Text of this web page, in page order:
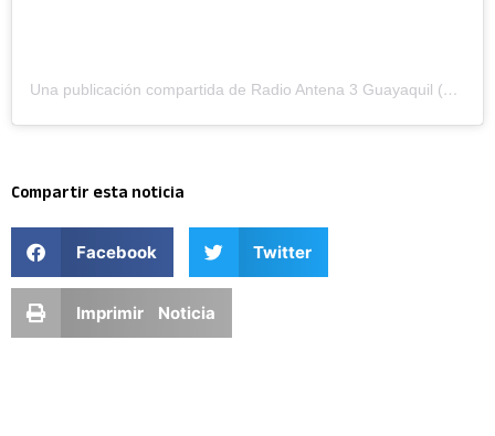
Una publicación compartida de Radio Antena 3 Guayaquil (@antena3ecuador)
Compartir esta noticia
Facebook Twitter
Imprimir Noticia